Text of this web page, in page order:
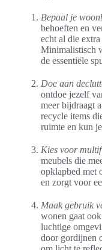
Bepaal je
behoeften en
echt al die
Minimalistisch
de essentiële
Doe aan
ontdoe jezelf
meer bijdraagt
recycle items
ruimte en kun
Kies voor
meubels die
opklapbed met
en zorgt voor
Maak gebruik
wonen gaat
luchtige
door gordijnen